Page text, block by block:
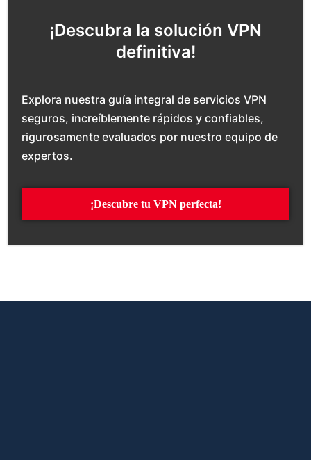
¡Descubra la solución VPN
definitiva!
Explora nuestra guía integral de servicios VPN
seguros, increíblemente rápidos y confiables,
rigurosamente evaluados por nuestro equipo de
expertos.
¡Descubre tu VPN perfecta!